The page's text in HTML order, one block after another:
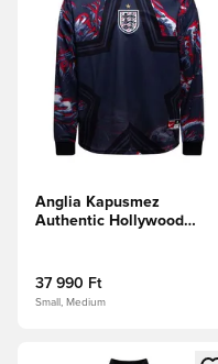
Anglia Kapusmez
Authentic Hollywood
37 990 Ft
Small, Medium